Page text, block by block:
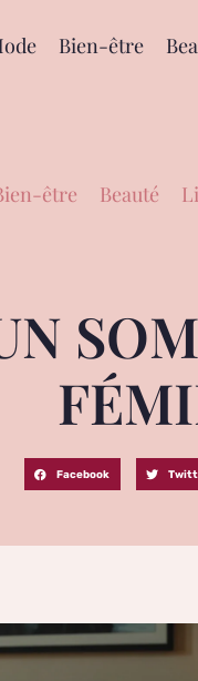
Bien-être
être Beauté
Facebook